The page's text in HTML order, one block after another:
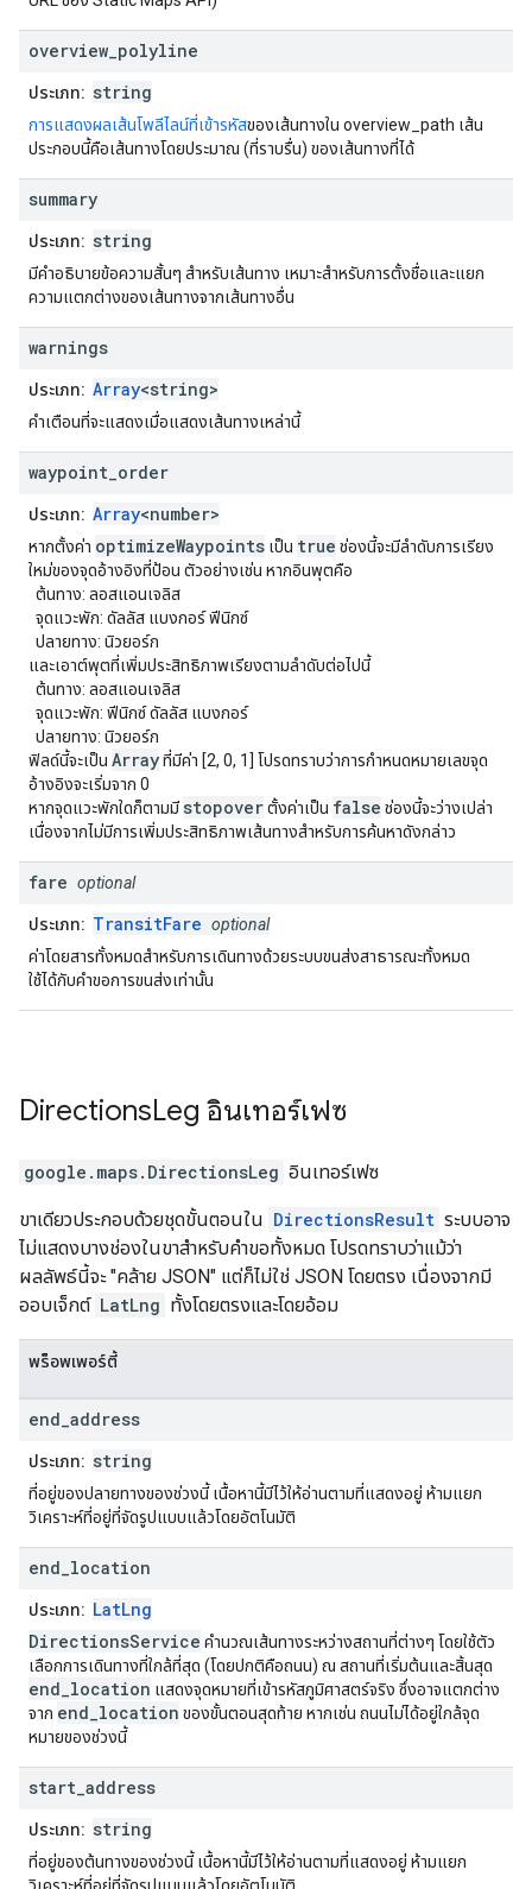
overview polyline
ประเภท: string
การแสดงผลเส้นโพลีไลน์ที่เข้ารหัสของเส้นทางใน overview_path เส้น
ประกอบนี้คือเส้นทางโดยประมาณ (ที่ราบรื่น) ของเส้นทางที่ได้
summary
ประเภท: string
มีคำอธิบายข้อความสั้นๆ สำหรับเส้นทาง เหมาะสำหรับการตั้งชื่อและแยก
ความแตกต่างของเส้นทางจากเส้นทางอื่น
warnings
ประเภท: Array<string>
คำเตือนที่จะแสดงเมื่อแสดงเส้นทางเหล่านี้
waypoint order
ประเภท: Array<number>
หากตั้งค่า optimizeWaypoints เป็น true ช่องนี้จะมีลำดับการเรียง
ใหม่ของจุดอ้างอิงที่ป้อน ตัวอย่างเช่น หากอินพุตคือ
ต้นทาง: ลอสแอนเจลิส
จุดแวะพัก: ดัลลัส แบงกอร์ ฟีนิกซ์
ปลายทาง: นิวยอร์ก
และเอาต์พุตที่เพิ่มประสิทธิภาพเรียงตามลำดับต่อไปนี้
ต้นทาง: ลอสแอนเจลิส
จุดแวะพัก: ฟีนิกซ์ ดัลลัส แบงกอร์
ปลายทาง: นิวยอร์ก
ฟิลด์นี้จะเป็น Arrayที่มีค่า [2, 0, 1] โปรดทราบว่าการกำหนดหมายเลขจุด
อ้างอิงจะเริ่มจาก 0
หากจุดแวะพักใดก็ตามมี stopoverตั้งค่าเป็น false ช่องนี้จะว่างเปล่า
เนื่องจากไม่มีการเพิ่มประสิทธิภาพเส้นทางสำหรับการค้นหาดังกล่าว
fare optional
ประเภท: TransitFare optional
ค่าโดยสารทั้งหมดสำหรับการเดินทางด้วยระบบขนส่งสาธารณะทั้งหมด
ใช้ได้กับคำขอการขนส่งเท่านั้น
DirectionsLeg อินเทอร์เฟซ
google.maps. DirectionsLeg อินเทอร์เฟซ
ขาเดียวประกอบด้วยชุดขั้นตอนใน DirectionsResult ระบบอาจ
ไม่แสดงบางช่องในขาสำหรับคำขอทั้งหมด โปรดทราบว่าแม้ว่า
ผลลัพธ์นี้จะ "คล้าย JSON" แต่ก็ไม่ใช่ JSON โดยตรง เนื่องจากมี
ออบเจ็กต์ LatLng ทั้งโดยตรงและโดยอ้อม
พร็อพเพอร์ตี้
end address
ประเภท: string
ที่อยู่ของปลายทางของช่วงนี้ เนื้อหานี้มีไว้ให้อ่านตามที่แสดงอยู่ ห้ามแยก
วิเคราะห์ที่อยู่ที่จัดรูปแบบแล้วโดยอัตโนมัติ
end location
ประเภท: LatLng
DirectionsService คำนวณเส้นทางระหว่างสถานที่ต่างๆ โดยใช้ตัว
เลือกการเดินทางที่ใกล้ที่สุด (โดยปกติคือถนน) ณ สถานที่เริ่มต้นและสิ้นสุด
end_location แสดงจุดหมายที่เข้ารหัสภูมิศาสตร์จริง ซึ่งอาจแตกต่าง
จาก end_location ของขั้นตอนสุดท้าย หากเช่น ถนนไม่ได้อยู่ใกล้จุด
หมายของช่วงนี้
start address
ประเภท: string
ที่อยู่ของต้นทางของช่วงนี้ เนื้อหานี้มีไว้ให้อ่านตามที่แสดงอยู่ ห้ามแยก